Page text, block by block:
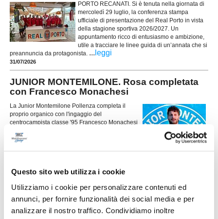
Questo sito web utilizza i cookie
Utilizziamo i cookie per personalizzare contenuti ed
annunci, per fornire funzionalità dei social media e per
analizzare il nostro traffico. Condividiamo inoltre
PORTO RECANATI. Si è tenuta nella giornata di
mercoledì 29 luglio, la conferenza stampa
ufficiale di presentazione del Real Porto in vista
della stagione sportiva 2026/2027. Un
appuntamento ricco di entusiasmo e ambizione,
utile a tracciare le linee guida di un’annata che si
preannuncia da protagonista. ... leggi
31/07/2026
JUNIOR MONTEMILONE. Rosa completata
con Francesco Monachesi
La Junior Montemilone Pollenza completa il
proprio organico con l'ingaggio del
centrocampista classe '95 Francesco Monachesi
Corridonia
CAMERINO. Presentati società, staff e
progetto per il futuro
CAMERINO – È iniziato ufficialmente il nuovo
corso dell'ASD Camerino Calcio. Ieri sera, al
Centro Sociale ADA del quartiere Vallicelle, si è
svolta la prima assemblea... leggi